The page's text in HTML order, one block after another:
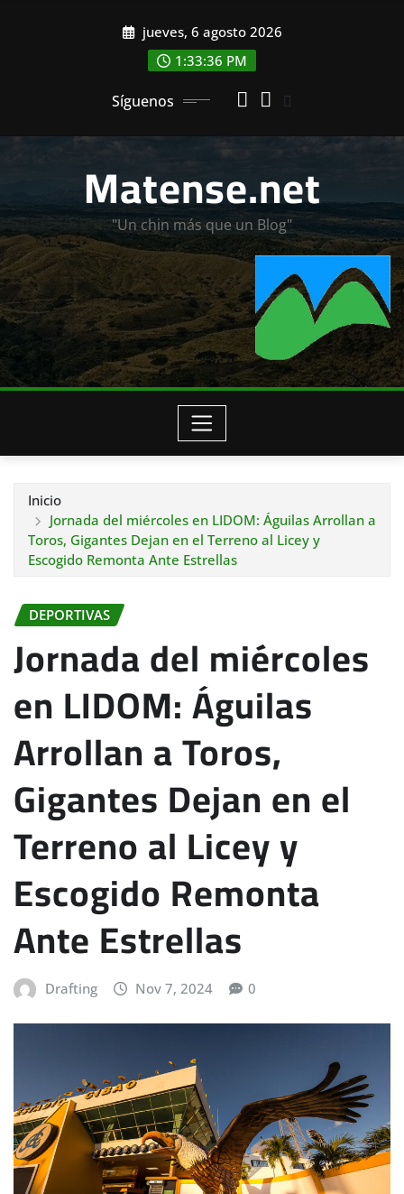
jueves, 6 agosto 2026
1:33:38 PM
Síguenos
Matense.net
"Un chin más que un Blog"
Inicio
Jornada del miércoles en LIDOM: Águilas Arrollan a
Toros, Gigantes Dejan en el Terreno al Licey y
Escogido Remonta Ante Estrellas
DEPORTIVAS
Jornada del miércoles
en LIDOM: Águilas
Arrollan a Toros,
Gigantes Dejan en el
Terreno al Licey y
Escogido Remonta
Ante Estrellas
Drafting Nov 7, 2024 0